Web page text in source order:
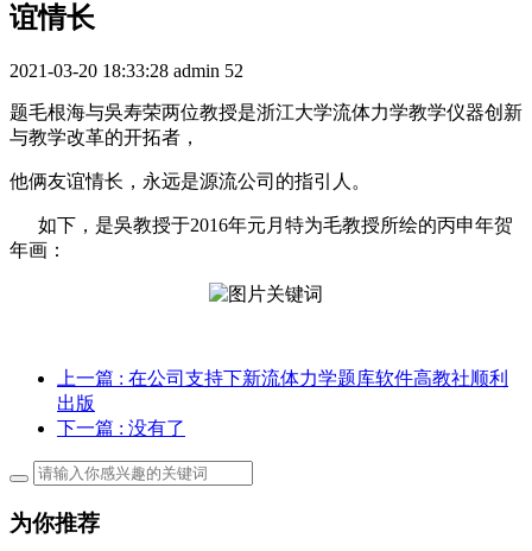
谊情长
2021-03-20 18:33:28 admin 52
题毛根海与吳寿荣两位教授是浙江大学流体力学教学仪器创新
与教学改革的开拓者，
他俩友谊情长，永远是源流公司的指引人。
如下，是吳教授于2016年元月特为毛教授所绘的丙申年贺
年画：
上一篇 : 在公司支持下新流体力学题库软件高教社顺利
出版
下一篇 : 没有了
为你推荐